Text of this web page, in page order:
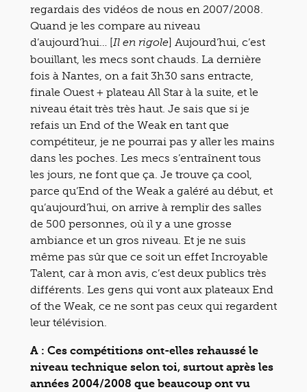
regardais des vidéos de nous en 2007/2008.
Quand je les compare au niveau
d’aujourd’hui… [Il en rigole] Aujourd’hui, c’est
bouillant, les mecs sont chauds. La dernière
fois à Nantes, on a fait 3h30 sans entracte,
finale Ouest + plateau All Star à la suite, et le
niveau était très très haut. Je sais que si je
refais un End of the Weak en tant que
compétiteur, je ne pourrai pas y aller les mains
dans les poches. Les mecs s’entraînent tous
les jours, ne font que ça. Je trouve ça cool,
parce qu’End of the Weak a galéré au début, et
qu’aujourd’hui, on arrive à remplir des salles
de 500 personnes, où il y a une grosse
ambiance et un gros niveau. Et je ne suis
même pas sûr que ce soit un effet Incroyable
Talent, car à mon avis, c’est deux publics très
différents. Les gens qui vont aux plateaux End
of the Weak, ce ne sont pas ceux qui regardent
leur télévision.
A : Ces compétitions ont-elles rehaussé le
niveau technique selon toi, surtout après les
années 2004/2008 que beaucoup ont vu